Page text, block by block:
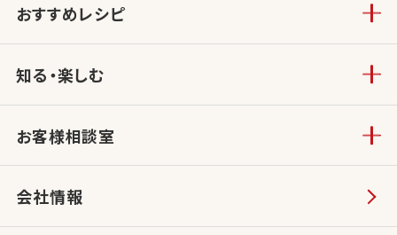
おすすめレシピ
知る・楽しむ
お客様相談室
会社情報